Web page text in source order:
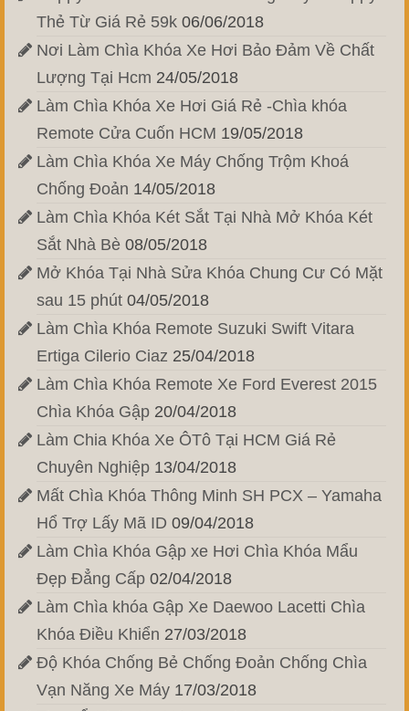
Thẻ Từ Giá Rẻ 59k 06/06/2018
Nơi Làm Chìa Khóa Xe Hơi Bảo Đảm Về Chất
Lượng Tại Hcm 24/05/2018
Làm Chìa Khóa Xe Hơi Giá Rẻ -Chìa khóa
Remote Cửa Cuốn HCM 19/05/2018
Làm Chìa Khóa Xe Máy Chống Trộm Khoá
Chống Đoản 14/05/2018
Làm Chìa Khóa Két Sắt Tại Nhà Mở Khóa Két
Sắt Nhà Bè 08/05/2018
Mở Khóa Tại Nhà Sửa Khóa Chung Cư Có Mặt
sau 15 phút 04/05/2018
Làm Chìa Khóa Remote Suzuki Swift Vitara
Ertiga Cilerio Ciaz 25/04/2018
Làm Chìa Khóa Remote Xe Ford Everest 2015
Chìa Khóa Gập 20/04/2018
Làm Chia Khóa Xe ÔTô Tại HCM Giá Rẻ
Chuyên Nghiệp 13/04/2018
Mất Chìa Khóa Thông Minh SH PCX – Yamaha
Hổ Trợ Lấy Mã ID 09/04/2018
Làm Chìa Khóa Gập xe Hơi Chìa Khóa Mẩu
Đẹp Đẳng Cấp 02/04/2018
Làm Chìa khóa Gập Xe Daewoo Lacetti Chìa
Khóa Điều Khiển 27/03/2018
Độ Khóa Chống Bẻ Chống Đoản Chống Chìa
Vạn Năng Xe Máy 17/03/2018